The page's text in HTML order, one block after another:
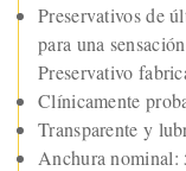
Preservativos de
para una
Preservativo
Clínicamente
Transparente y
Anchura nominal: